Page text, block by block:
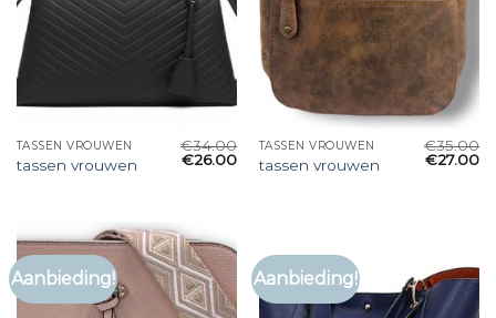
TASSEN VROUWEN
tassen vrouwen
€34.00
€26.00
TASSEN VROUWEN
tassen vrouwen
€35.00
€27.00
Aanbieding! Aanbieding!